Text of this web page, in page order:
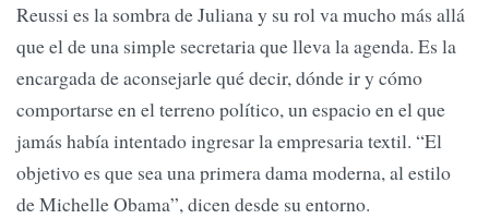
Reussi es la sombra de Juliana y su rol va mucho más allá
que el de una simple secretaria que lleva la agenda. Es la
encargada de aconsejarle qué decir, dónde ir y cómo
comportarse en el terreno político, un espacio en el que
jamás había intentado ingresar la empresaria textil. “El
objetivo es que sea una primera dama moderna, al estilo
de Michelle Obama”, dicen desde su entorno.